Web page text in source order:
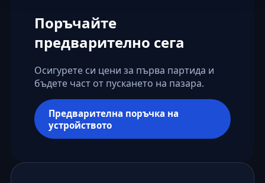
Поръчайте
предварително сега
Осигурете си цени за първа партида и
бъдете част от пускането на пазара.
Предварителна поръчка на
устройството